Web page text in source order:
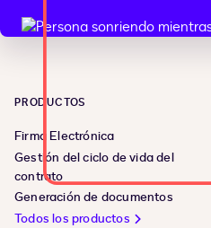
PRODUCTOS
Firma Electrónica
Gestión del ciclo de vida del
contrato
Generación de documentos
Todos los productos